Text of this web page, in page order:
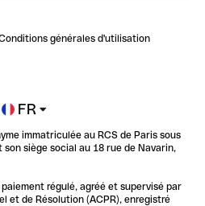
productivité
générales d'utilisation
FR
immatriculée au RCS de Paris sous
siège social au 18 rue de Navarin,
régulé, agréé et supervisé par
et de Résolution (ACPR), enregistré